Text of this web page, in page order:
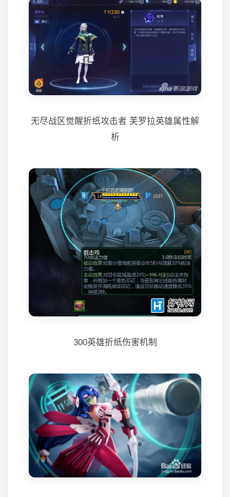
无尽战区觉醒折纸攻击者 芙罗拉英雄属性解
析
300英雄折纸伤害机制